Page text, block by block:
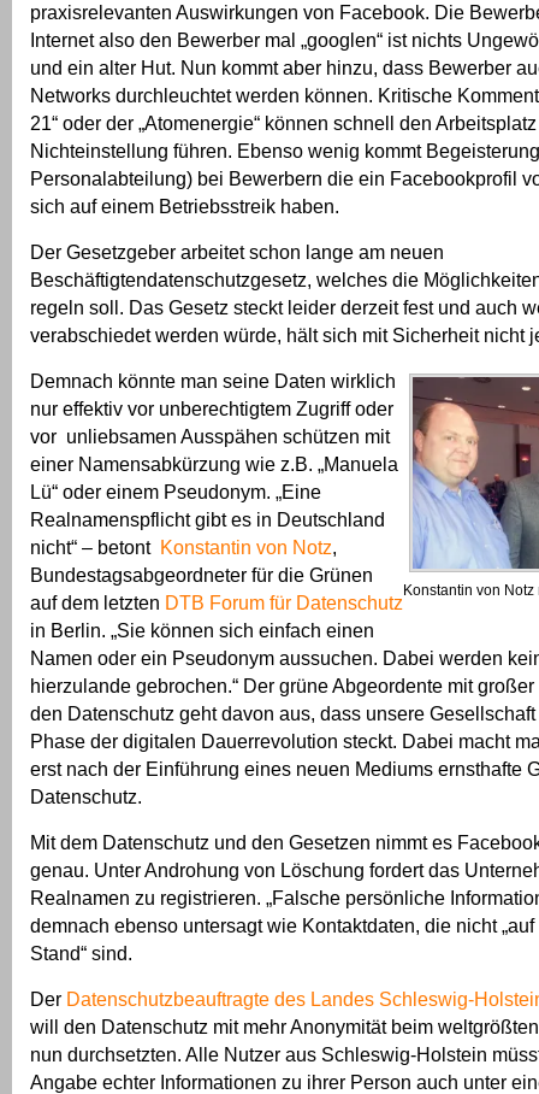
praxisrelevanten Auswirkungen von Facebook. Die
Internet also den Bewerber mal „googlen“ ist nichts
und ein alter Hut. Nun kommt aber hinzu, dass Bewerber
Networks durchleuchtet werden können. Kritische
21“ oder der „Atomenergie“ können schnell den
Nichteinstellung führen. Ebenso wenig kommt
Personalabteilung) bei Bewerbern die ein Facebookprofil
sich auf einem Betriebsstreik haben.
Der Gesetzgeber arbeitet schon lange am neuen
Beschäftigtendatenschutzgesetz, welches die
regeln soll. Das Gesetz steckt leider derzeit fest und auch
verabschiedet werden würde, hält sich mit Sicherheit nicht
Konstantin von
Demnach könnte man seine Daten wirklich
nur effektiv vor unberechtigtem Zugriff oder
vor unliebsamen Ausspähen schützen mit
einer Namensabkürzung wie z.B. „Manuela
Lü“ oder einem Pseudonym. „Eine
Realnamenspflicht gibt es in Deutschland
nicht“ – betont Konstantin von Notz,
Bundestagsabgeordneter für die Grünen
auf dem letzten DTB Forum für Datenschutz
in Berlin. „Sie können sich einfach einen
Namen oder ein Pseudonym aussuchen. Dabei werden
hierzulande gebrochen.“ Der grüne Abgeordente mit
den Datenschutz geht davon aus, dass unsere
Phase der digitalen Dauerrevolution steckt. Dabei macht
erst nach der Einführung eines neuen Mediums ernsthafte
Datenschutz.
Mit dem Datenschutz und den Gesetzen nimmt es
genau. Unter Androhung von Löschung fordert das
Realnamen zu registrieren. „Falsche persönliche
demnach ebenso untersagt wie Kontaktdaten, die nicht
Stand“ sind.
Der Datenschutzbeauftragte des Landes Schleswig-
will den Datenschutz mit mehr Anonymität beim
nun durchsetzten. Alle Nutzer aus Schleswig-Holstein
Angabe echter Informationen zu ihrer Person auch unter